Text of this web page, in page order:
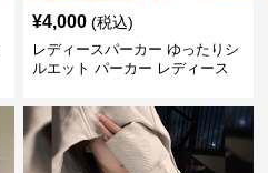
¥4,000 (税込)
レディースパーカー ゆったりシ
ルエット パーカー レディース